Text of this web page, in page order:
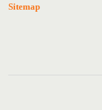
Sitemap